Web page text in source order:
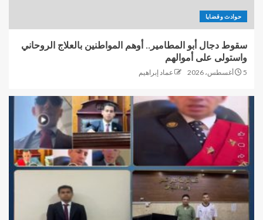
حوادث وقضايا
سقوط دجال أبو المطامير.. أوهم المواطنين بالعلاج الروحاني
واستولى على أموالهم
5 أغسطس، 2026 عماد إبراهيم